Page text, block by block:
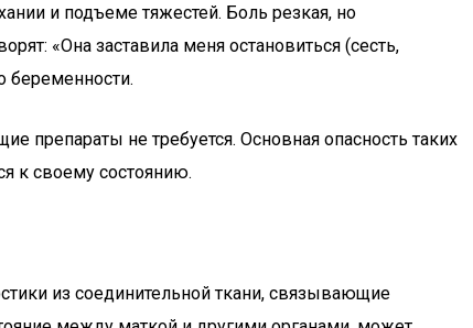
и подъеме тяжестей. Боль резкая, но
«Она заставила меня остановиться (сесть,
беременности.
препараты не требуется. Основная опасность таких
к своему состоянию.
из соединительной ткани, связывающие